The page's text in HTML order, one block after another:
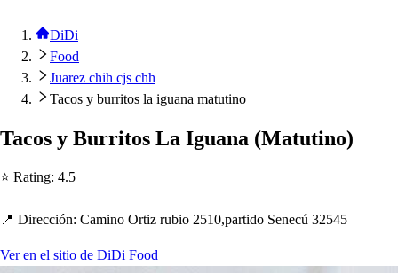
DiDi
Food
Juarez chih cjs chh
Tacos y burritos la iguana matutino
Tacos y Burritos La Iguana (Matutino)
⭐ Rating: 4.5
📍 Dirección: Camino Ortiz rubio 2510,partido Senecú 32545
Ver en el sitio de DiDi Food